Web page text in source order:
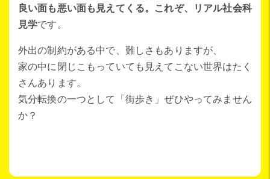
良い面も悪い面も見えてくる。これぞ、リアル社会科
見学です。
外出の制約がある中で、難しさもありますが、
家の中に閉じこもっていても見えてこない世界はたく
さんあります。
気分転換の一つとして「街歩き」ぜひやってみません
か？